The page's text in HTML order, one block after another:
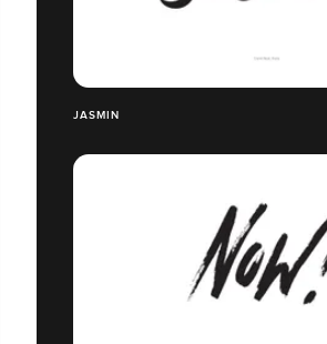
JASMIN